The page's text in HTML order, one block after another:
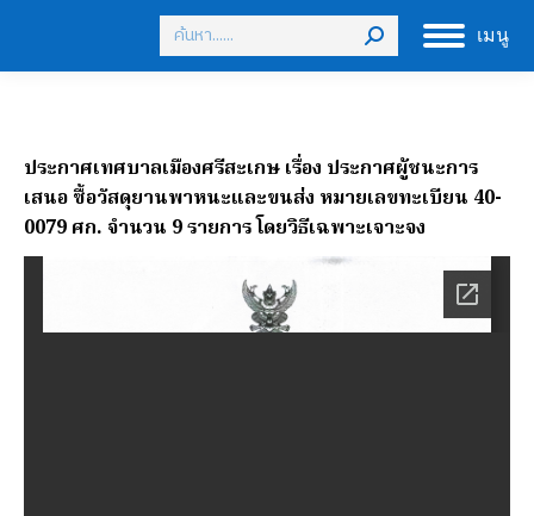
เมนู
Search:
ประกาศเทศบาลเมืองศรีสะเกษ เรื่อง ประกาศผู้ชนะการ
เสนอ ซื้อวัสดุยานพาหนะและขนส่ง หมายเลขทะเบียน 40-
0079 ศก. จำนวน 9 รายการ โดยวิธีเฉพาะเจาะจง